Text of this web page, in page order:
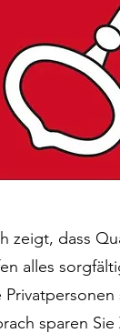
zeigt, dass
alles
sparen